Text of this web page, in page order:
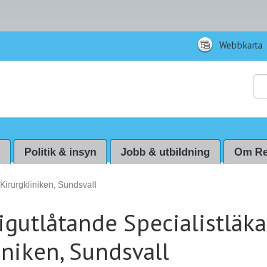
Webbkarta
Politik & insyn Jobb & utbildning Om
Sundsvall
Sundsvall